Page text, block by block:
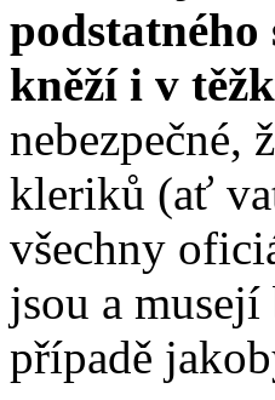
kněží i v
nebezpečné,
kleriků (ať
všechny
jsou a
případě